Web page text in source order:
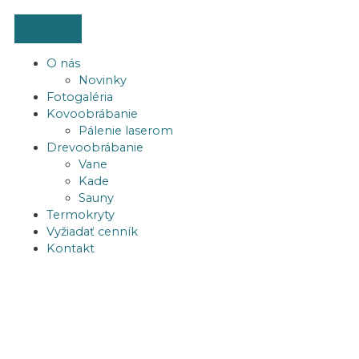
obsah
O nás
Novinky
Fotogaléria
Kovoobrábanie
Pálenie laserom
Drevoobrábanie
Vane
Kade
Sauny
Termokryty
Vyžiadať cenník
Kontakt